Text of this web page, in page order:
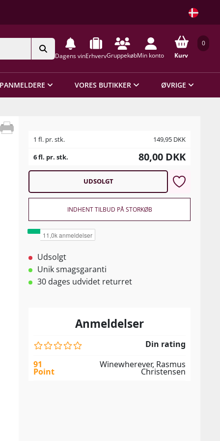
Dagens vinErhvervGruppekøbMin konto
0
Kurv
VORES BUTIKKER ØVRIGE
1 fl. pr. stk. 149,95 DKK
6 fl. pr. stk.
80,00 DKK
UDSOLGT
INDHENT TILBUD PÅ STORKØB
Udsolgt
Unik smagsgaranti
30 dages udvidet returret
Anmeldelser
Din rating
91
Point
Winewherever, Rasmus
Christensen